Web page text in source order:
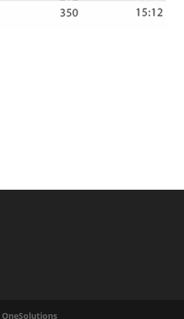
OneSolutions